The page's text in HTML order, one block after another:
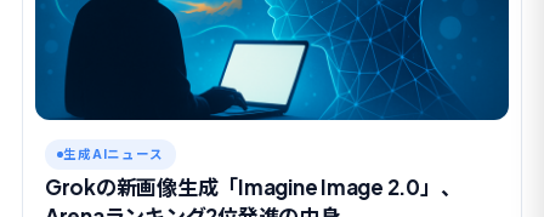
生成AIニュース
Grokの新画像生成「Imagine Image 2.0」、